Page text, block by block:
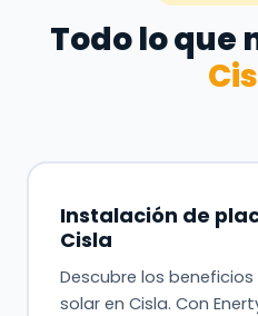
Todo lo que
Instalación de
Cisla
Descubre los
solar en Cisla. Con